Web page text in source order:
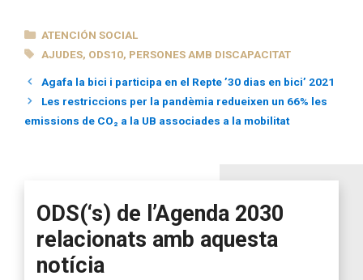
CATEGORÍAS
ATENCIÓN SOCIAL
ETIQUETAS
AJUDES, ODS10, PERSONES AMB DISCAPACITAT
Agafa la bici i participa en el Repte ’30 dias en bici’ 2021
Les restriccions per la pandèmia redueixen un 66% les
emissions de CO₂ a la UB associades a la mobilitat
ODS(‘s) de l’Agenda 2030
relacionats amb aquesta
notícia